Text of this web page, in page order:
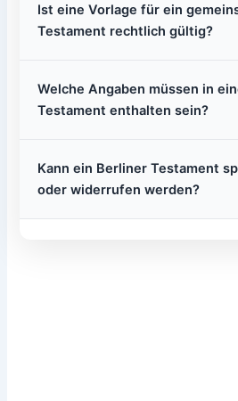
Ist eine Vorlage für ein
Testament rechtlich gültig?
Welche Angaben müssen in
Testament enthalten sein?
Kann ein Berliner Testament
oder widerrufen werden?